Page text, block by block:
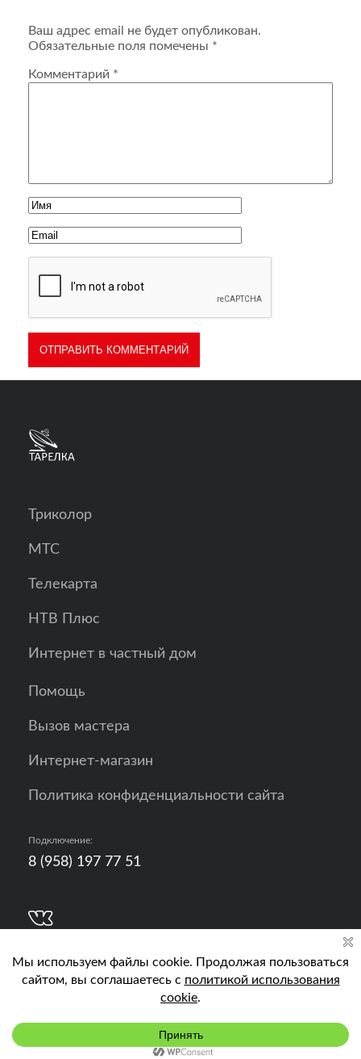
Ваш адрес email не будет опубликован.
Обязательные поля помечены *
Комментарий *
Подключить
Триколор
МТС
Телекарта
НТВ Плюс
Интернет в частный дом
Помощь
Вызов мастера
Интернет-магазин
Политика конфиденциальности сайта
Подключение:
8 (958) 197 77 51
Кислород